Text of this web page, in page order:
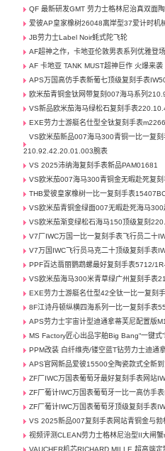
QF 最新研发GMT 劳力士格林尼治真双面
爱彼AP皇家橡树26048离岸型37爱计时机
JB劳力士Label Noir蚝式陀飞轮
AF超神之作，卡地亚伦敦男表系列优雅登
AF 卡地亚 TANK MUST超神巨作 火爆来袭
APS万国高仿手表新葡七顶级复刻手表
欧米茄青铜金钛网带复刻007海马系列
VS新品欧米茄海马绿松石复刻手表
EXE劳力士游艇名仕型全钛复刻手表
VS欧米茄新品007海马300青铜一比一复
210.92.42.20.01.003腕表
VS 2025沛纳海复刻手表新品PAM01681
VS欧米茄007海马300青铜金无暇赴死复
THB爱彼皇家橡树一比一复刻手表
VS欧米茄青铜金绿面007无暇赴死海马
VS欧米茄渐变绿松石海马150顶级复刻
V7厂IWC万国一比一复刻手表飞行员二十
V7万国IWC飞行员马克二十顶级复刻手表
PPF百达翡丽鹦鹉螺最好复刻手表5712/
VS欧米茄海马300米青草绿广州复刻手表
EXE劳力士游艇名仕型42全钛一比一复刻
8F江诗丹顿纵横四海系列一比一复刻手表
APS劳力士宇宙计型迪通拿蒂芙尼配置版
MS Factory匠心出品宇舶Big Bang“一键式
PPM改装 白纤维壳/镂空蓝T钻劳力士迪通
APS官网新品爱彼15500全陶瓷款式全新
ZF厂IWC万国表葡萄牙最好复刻手表网站
ZF厂葡计IWC万国表葡萄牙一比一高仿手
ZF厂葡计IWC万国表葡萄牙顶级复刻手表
VS 2025新品007复刻手表网站青铜金与
视频评测CLEAN劳力士格林尼治型II大闸